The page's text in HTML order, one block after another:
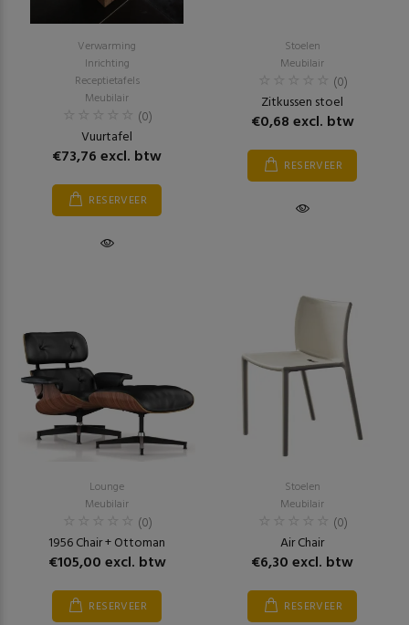
Verwarming
Inrichting
Receptietafels
Meubilair
(0)
Vuurtafel
€73,76 excl. btw
RESERVEER
Stoelen
Meubilair
(0)
Zitkussen stoel
€0,68 excl. btw
RESERVEER
Lounge
Meubilair
(0)
1956 Chair + Ottoman
€105,00 excl. btw
RESERVEER
Stoelen
Meubilair
(0)
Air Chair
€6,30 excl. btw
RESERVEER